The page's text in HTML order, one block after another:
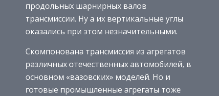
продольных шарнирных валов
трансмиссии. Ну а их вертикальные углы
оказались при этом незначительными.
Скомпонована трансмиссия из агрегатов
различных отечественных автомобилей, в
основном «вазовских» моделей. Но и
готовые промышленные агрегаты тоже